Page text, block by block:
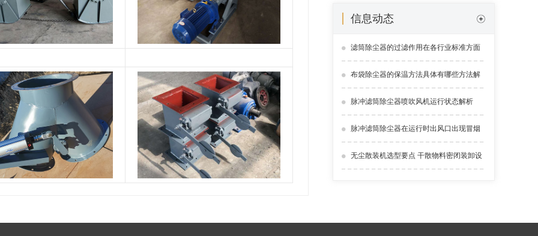
信息动态
滤筒除尘器的过滤作用在各行业标准方面
的优势解析
布袋除尘器的保温方法具体有哪些方法解
析
脉冲滤筒除尘器喷吹风机运行状态解析
脉冲滤筒除尘器在运行时出风口出现冒烟
情况怎么解决？
无尘散装机选型要点 干散物料密闭装卸设